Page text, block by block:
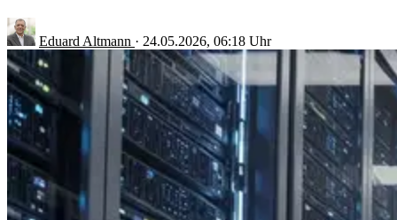
Eduard Altmann · 24.05.2026, 06:18 Uhr